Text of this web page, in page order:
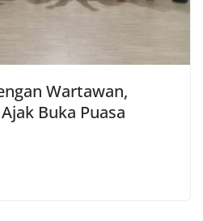
Wartawan,
Buka Puasa